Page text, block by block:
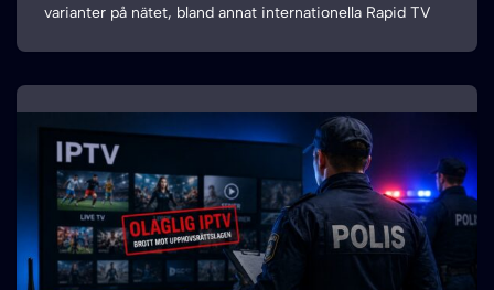
varianter på nätet, bland annat internationella Rapid TV